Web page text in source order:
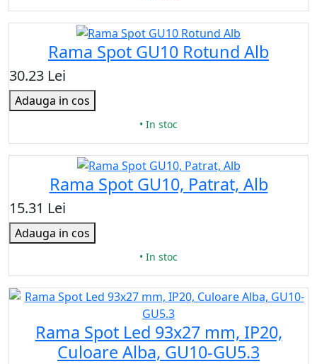
Rama Spot GU10 Rotund Alb
30.23 Lei
Adauga in cos
• In stoc
Rama Spot GU10, Patrat, Alb
15.31 Lei
Adauga in cos
• In stoc
Rama Spot Led 93x27 mm, IP20,
Culoare Alba, GU10-GU5.3